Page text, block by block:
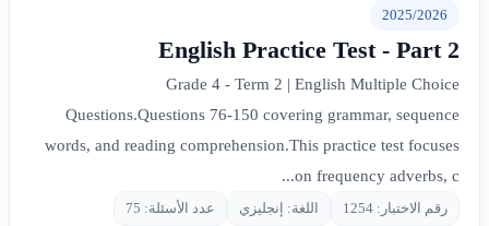
2025/2026
English Practice Test - Part 2
Grade 4 - Term 2 | English Multiple Choice
Questions.Questions 76-150 covering grammar, sequence
words, and reading comprehension.This practice test focuses
on frequency adverbs, c...
رقم الاختبار: 1254 اللغة: إنجليزي عدد الأسئلة: 75